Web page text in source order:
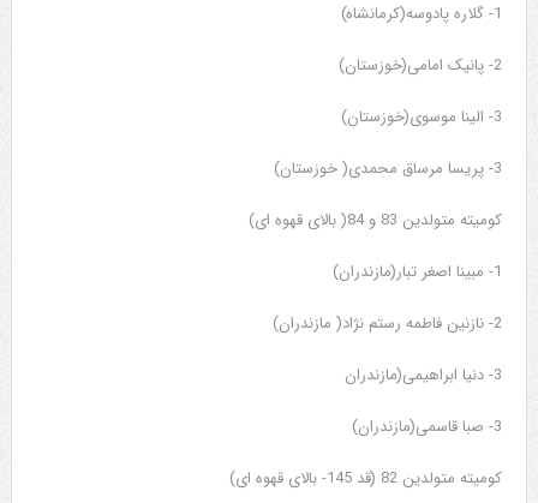
1- گلاره پادوسه(کرمانشاه)
2- پانیک امامی(خوزستان)
3- الینا موسوی(خوزستان)
3- پریسا مرساق محمدی( خوزستان)
کومیته متولدین 83 و 84( بالای قهوه ای)
1- مبینا اصغر تبار(مازندران)
2- نازنین فاطمه رستم نژاد( مازندران)
3- دنیا ابراهیمی(مازندران
3- صبا قاسمی(مازندران)
کومیته متولدین 82 (قد 145- بالای قهوه ای)